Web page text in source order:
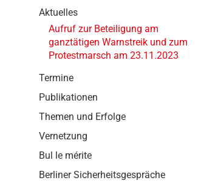
Aktuelles
Aufruf zur Beteiligung am
ganztätigen Warnstreik und zum
Protestmarsch am 23.11.2023
Termine
Publikationen
Themen und Erfolge
Vernetzung
Bul le mérite
Berliner Sicherheitsgespräche